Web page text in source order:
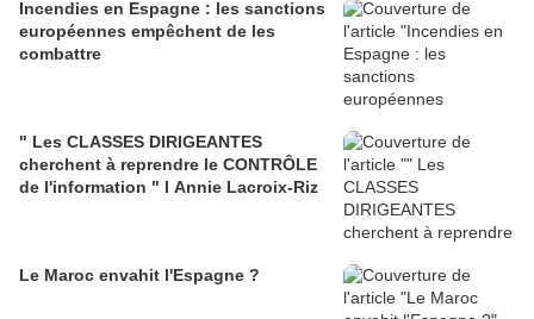
Incendies en Espagne : les sanctions
européennes empêchent de les
combattre
" Les CLASSES DIRIGEANTES
cherchent à reprendre le CONTRÔLE
de l'information " l Annie Lacroix-Riz
Le Maroc envahit l'Espagne ?